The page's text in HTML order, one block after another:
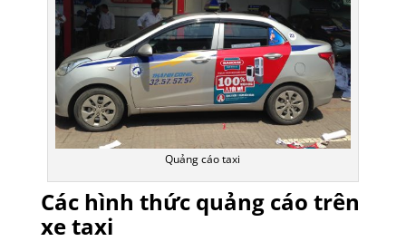
Quảng cáo taxi
Các hình thức quảng cáo trên
xe taxi